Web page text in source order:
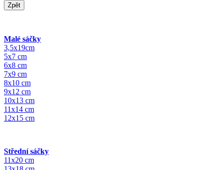
Zpět
Malé sáčky
3,5x19cm
5x7 cm
6x8 cm
7x9 cm
8x10 cm
9x12 cm
10x13 cm
11x14 cm
12x15 cm
Střední sáčky
11x20 cm